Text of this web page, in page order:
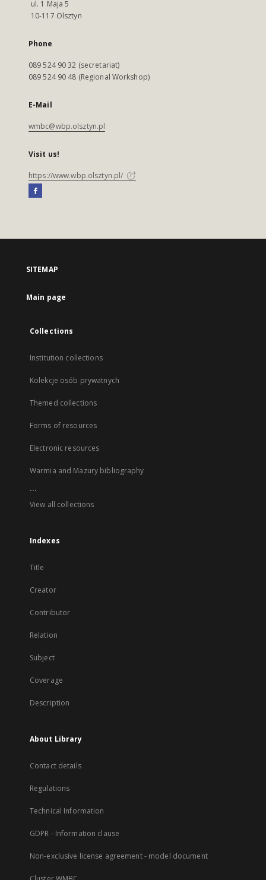
ul. 1 Maja 5
10-117 Olsztyn
Phone
089 524 90 32 (secretariat)
089 524 90 48 (Regional Workshop)
E-Mail
wmbc@wbp.olsztyn.pl
Visit us!
https://www.wbp.olsztyn.pl/
SITEMAP
Main page
Collections
Institution collections
Kolekcje osób prywatnych
Themed collections
Forms of resources
Electronic resources
Warmia and Mazury bibliography
...
View all collections
Indexes
Title
Creator
Contributor
Relation
Subject
Coverage
Description
About Library
Contact details
Regulations
Technical Information
GDPR - Information clause
Non-exclusive license agreement - model document